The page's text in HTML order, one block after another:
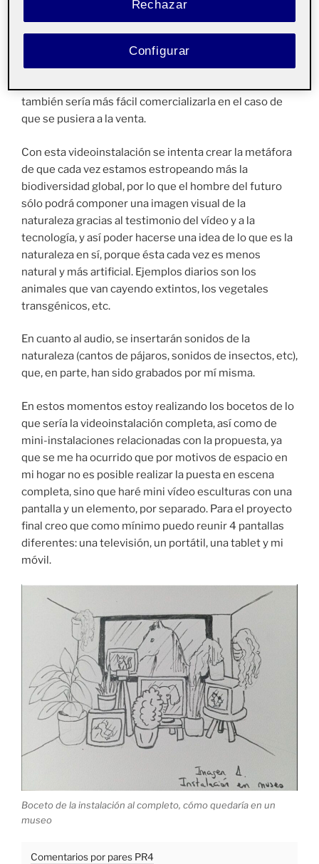
soportes de imagen y vídeo. Así que se podría decir
que es una videoinstalación compuesta de diferentes
vídeoesculturas, que podrían representarse todas
también sería más fácil comercializarla en el caso de
que se pusiera a la venta.
Con esta videoinstalación se intenta crear la metáfora
de que cada vez estamos estropeando más la
biodiversidad global, por lo que el hombre del futuro
sólo podrá componer una imagen visual de la
naturaleza gracias al testimonio del vídeo y a la
tecnología, y así poder hacerse una idea de lo que es la
naturaleza en sí, porque ésta cada vez es menos
natural y más artificial. Ejemplos diarios son los
animales que van cayendo extintos, los vegetales
transgénicos, etc.
En cuanto al audio, se insertarán sonidos de la
naturaleza (cantos de pájaros, sonidos de insectos, etc),
que, en parte, han sido grabados por mí misma.
En estos momentos estoy realizando los bocetos de lo
que sería la videoinstalación completa, así como de
mini-instalaciones relacionadas con la propuesta, ya
que se me ha ocurrido que por motivos de espacio en
mi hogar no es posible realizar la puesta en escena
completa, sino que haré mini vídeo esculturas con una
pantalla y un elemento, por separado. Para el proyecto
final creo que como mínimo puedo reunir 4 pantallas
diferentes: una televisión, un portátil, una tablet y mi
móvil.
Boceto de la instalación al completo, cómo quedaría en un
museo
Comentarios por pares PR4
Rechazar
Configurar